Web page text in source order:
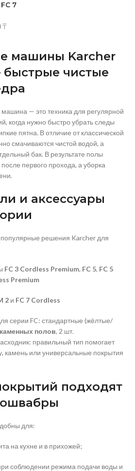
7
₸
машины Karcher
чистые
— это техника для регулярной
когда нужно быстро убрать следы
пятна. В отличие от классической
смачиваются чистой водой, а
бак. В результате полы
первого прохода, а уборка
и аксессуары
решения Karcher для
FC 3 Cordless Premium, FC 5, FC 5
Premium
2 и FC 7 Cordless
серии FC: стандартные (жёлтые/
полов, 2 шт.
правильный тип помогает
камень или универсальные покрытия
подходят
для:
на кухне и в прихожей;
соблюдении режима подачи воды и